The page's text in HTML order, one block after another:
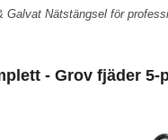
Galvat Nätstängsel för
- Grov fjäder 5-